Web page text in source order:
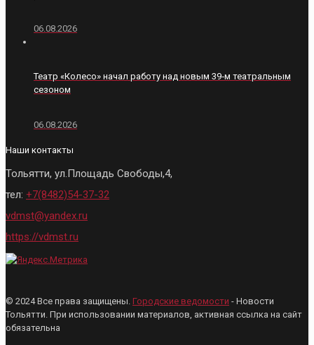
06.08.2026
Театр «Колесо» начал работу над новым 39‑м театральным
сезоном
06.08.2026
Наши контакты
Тольятти, ул.Площадь Свободы,4,
тел: +7(8482)54-37-32
vdmst@yandex.ru
https://vdmst.ru
© 2024 Все права защищены. Городские ведомости - Новости
Тольятти. При использовании материалов, активная ссылка на сайт
обязательна